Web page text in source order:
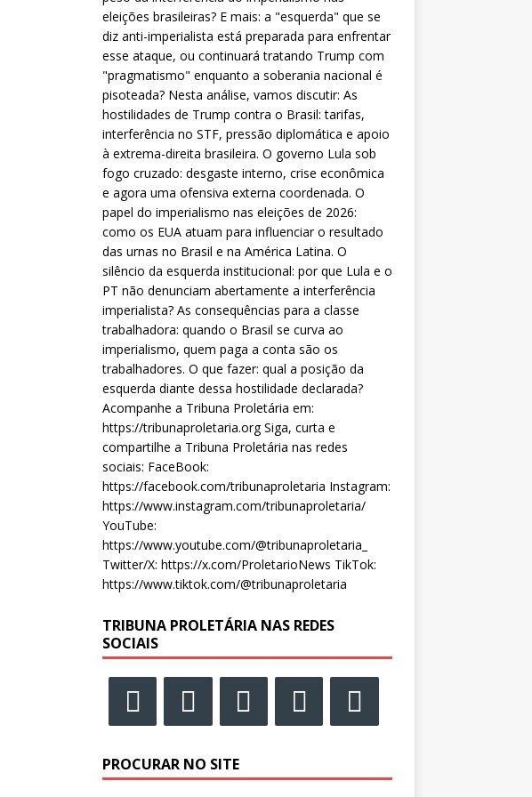
eleições brasileiras? E mais: a "esquerda" que se
diz anti-imperialista está preparada para enfrentar
esse ataque, ou continuará tratando Trump com
"pragmatismo" enquanto a soberania nacional é
pisoteada? Nesta análise, vamos discutir: As
hostilidades de Trump contra o Brasil: tarifas,
interferência no STF, pressão diplomática e apoio
à extrema-direita brasileira. O governo Lula sob
fogo cruzado: desgaste interno, crise econômica
e agora uma ofensiva externa coordenada. O
papel do imperialismo nas eleições de 2026:
como os EUA atuam para influenciar o resultado
das urnas no Brasil e na América Latina. O
silêncio da esquerda institucional: por que Lula e o
PT não denunciam abertamente a interferência
imperialista? As consequências para a classe
trabalhadora: quando o Brasil se curva ao
imperialismo, quem paga a conta são os
trabalhadores. O que fazer: qual a posição da
esquerda diante dessa hostilidade declarada?
Acompanhe a Tribuna Proletária em:
https://tribunaproletaria.org Siga, curta e
compartilhe a Tribuna Proletária nas redes
sociais: FaceBook:
https://facebook.com/tribunaproletaria Instagram:
https://www.instagram.com/tribunaproletaria/
YouTube:
https://www.youtube.com/@tribunaproletaria_
Twitter/X: https://x.com/ProletarioNews TikTok:
https://www.tiktok.com/@tribunaproletaria
TRIBUNA PROLETÁRIA NAS REDES
SOCIAIS
PROCURAR NO SITE